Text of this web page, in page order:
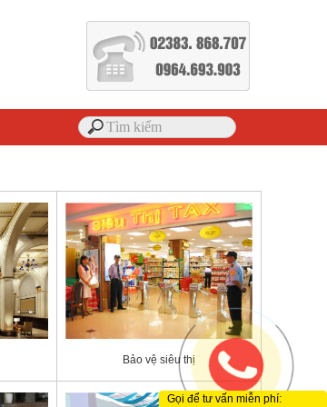
Bảo vệ siêu thị
Gọi để tư vấn miễn phí: